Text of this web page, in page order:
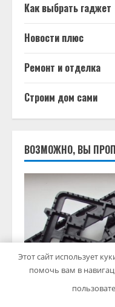
Как выбрать гаджет
Новости плюс
Ремонт и отделка
Строим дом сами
ВОЗМОЖНО, ВЫ
Этот сайт использует
помочь вам в